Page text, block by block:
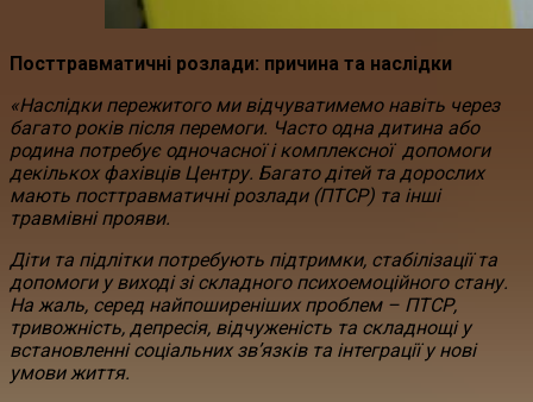
Посттравматичні розлади: причина та наслідки
«Наслідки пережитого ми відчуватимемо навіть через
багато років після перемоги. Часто одна дитина або
родина потребує одночасної і комплексної допомоги
декількох фахівців Центру. Багато дітей та дорослих
мають посттравматичні розлади (ПТСР) та інші
травмівні прояви.
Діти та підлітки потребують підтримки, стабілізації та
допомоги у виході зі складного психоемоційного стану.
На жаль, серед найпоширеніших проблем – ПТСР,
тривожність, депресія, відчуженість та складнощі у
встановленні соціальних зв’язків та інтеграції у нові
умови життя.